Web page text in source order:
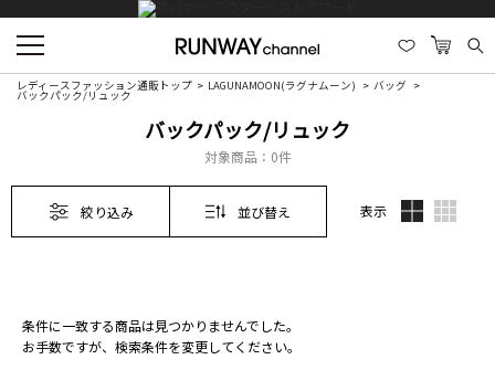
レディースファッション通販トップ LAGUNAMOON(ラグナムーン) バッグ
バックパック/リュック
バックパック/リュック
対象商品： 0件
絞り込み 並び替え 表示
条件に一致する商品は見つかりませんでした。
お手数ですが、検索条件を変更してください。